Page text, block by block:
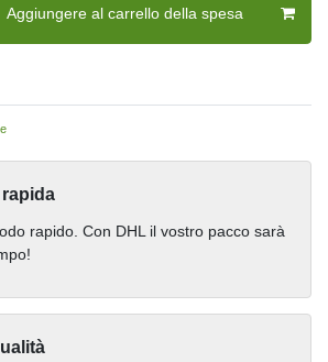
Aggiungere al carrello della spesa
rapido. Con DHL il vostro pacco sarà